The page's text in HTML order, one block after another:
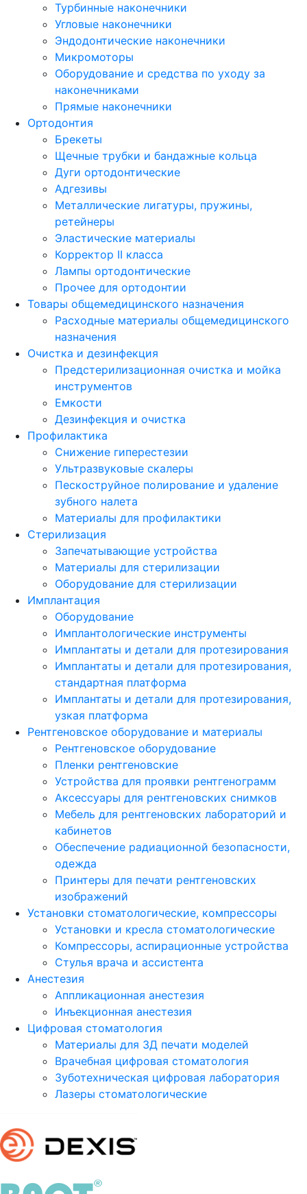
Турбинные наконечники
Угловые наконечники
Эндодонтические наконечники
Микромоторы
Оборудование и средства по уходу за
наконечниками
Прямые наконечники
Ортодонтия
Брекеты
Щечные трубки и бандажные кольца
Дуги ортодонтические
Адгезивы
Металлические лигатуры, пружины,
ретейнеры
Эластические материалы
Корректор II класса
Лампы ортодонтические
Прочее для ортодонтии
Товары общемедицинского назначения
Расходные материалы общемедицинского
назначения
Очистка и дезинфекция
Предстерилизационная очистка и мойка
инструментов
Емкости
Дезинфекция и очистка
Профилактика
Снижение гиперестезии
Ультразвуковые скалеры
Пескоструйное полирование и удаление
зубного налета
Материалы для профилактики
Стерилизация
Запечатывающие устройства
Материалы для стерилизации
Оборудование для стерилизации
Имплантация
Оборудование
Имплантологические инструменты
Имплантаты и детали для протезирования
Имплантаты и детали для протезирования,
стандартная платформа
Имплантаты и детали для протезирования,
узкая платформа
Рентгеновское оборудование и материалы
Рентгеновское оборудование
Пленки рентгеновские
Устройства для проявки рентгенограмм
Аксессуары для рентгеновских снимков
Мебель для рентгеновских лабораторий и
кабинетов
Обеспечение радиационной безопасности,
одежда
Принтеры для печати рентгеновских
изображений
Установки стоматологические, компрессоры
Установки и кресла стоматологические
Компрессоры, аспирационные устройства
Стулья врача и ассистента
Анестезия
Аппликационная анестезия
Инъекционная анестезия
Цифровая стоматология
Материалы для 3Д печати моделей
Врачебная цифровая стоматология
Зуботехническая цифровая лаборатория
Лазеры стоматологические